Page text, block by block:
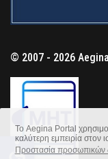
Το Aegina Portal
καλύτερη εμπειρία στον
Προστασία προσωπικών
© 2007 - 2026
accessible